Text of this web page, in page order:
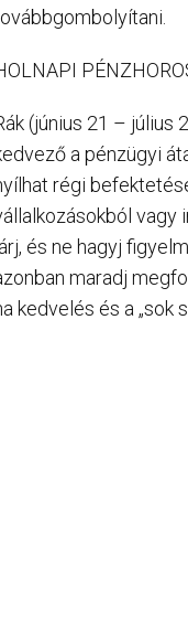
(június 21 – július
a pénzügyi
régi
vagy
és ne hagyj
maradj
kedvelés és a